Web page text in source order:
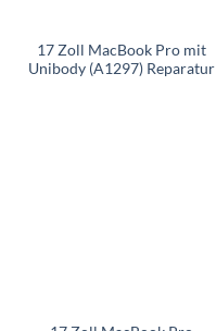
17 Zoll MacBook Pro mit
Unibody (A1297) Reparatur